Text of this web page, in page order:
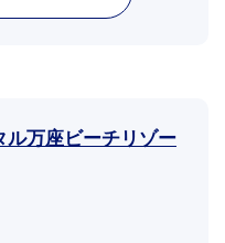
ル万座ビーチリゾー